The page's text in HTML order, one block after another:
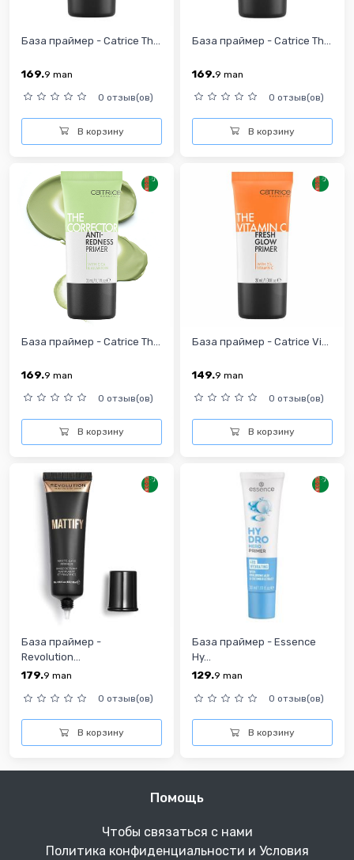
База праймер - Catrice Th...
169.9 man
0 отзыв(ов)
В корзину
База праймер - Catrice Th...
169.9 man
0 отзыв(ов)
В корзину
База праймер - Catrice Th...
169.9 man
0 отзыв(ов)
В корзину
База праймер - Catrice Vi...
149.9 man
0 отзыв(ов)
В корзину
База праймер -
Revolution...
179.9 man
0 отзыв(ов)
В корзину
База праймер - Essence
Hy...
129.9 man
0 отзыв(ов)
В корзину
Помощь
Чтобы связаться с нами
Политика конфиденциальности и Условия